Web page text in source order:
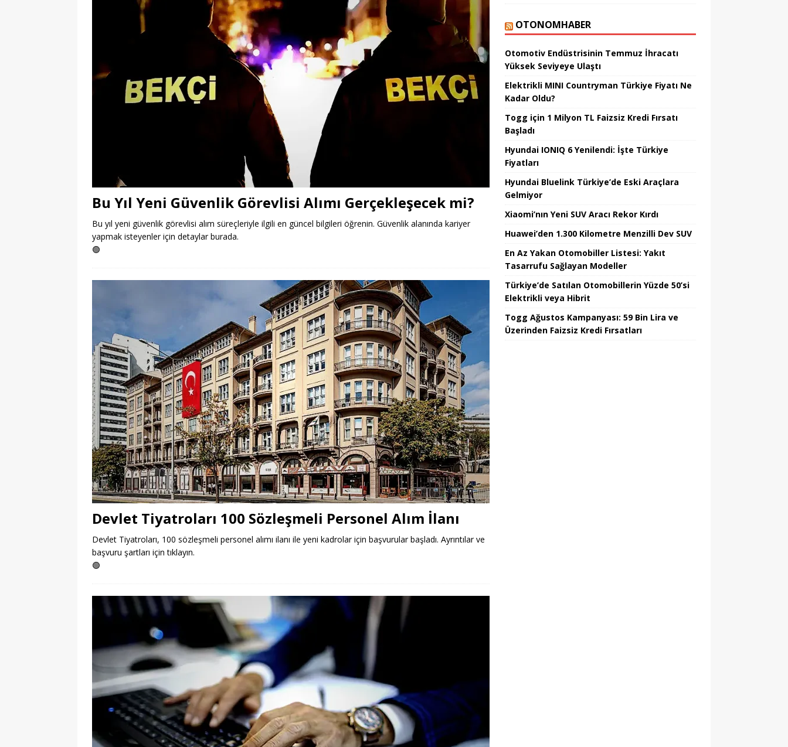
Bu Yıl Yeni Güvenlik Görevlisi Alımı Gerçekleşecek mi?
Bu yıl yeni güvenlik görevlisi alım süreçleriyle ilgili en güncel bilgileri öğrenin. Güvenlik alanında kariyer
yapmak isteyenler için detaylar burada.
🟢
Devlet Tiyatroları 100 Sözleşmeli Personel Alım İlanı
Devlet Tiyatroları, 100 sözleşmeli personel alımı ilanı ile yeni kadrolar için başvurular başladı. Ayrıntılar ve
başvuru şartları için tıklayın.
🟢
OTONOMHABER
Otomotiv Endüstrisinin Temmuz İhracatı
Yüksek Seviyeye Ulaştı
Elektrikli MINI Countryman Türkiye Fiyatı Ne
Kadar Oldu?
Togg için 1 Milyon TL Faizsiz Kredi Fırsatı
Başladı
Hyundai IONIQ 6 Yenilendi: İşte Türkiye
Fiyatları
Hyundai Bluelink Türkiye’de Eski Araçlara
Gelmiyor
Xiaomi’nın Yeni SUV Aracı Rekor Kırdı
Huawei’den 1.300 Kilometre Menzilli Dev SUV
En Az Yakan Otomobiller Listesi: Yakıt
Tasarrufu Sağlayan Modeller
Türkiye’de Satılan Otomobillerin Yüzde 50’si
Elektrikli veya Hibrit
Togg Ağustos Kampanyası: 59 Bin Lira ve
Üzerinden Faizsiz Kredi Fırsatları